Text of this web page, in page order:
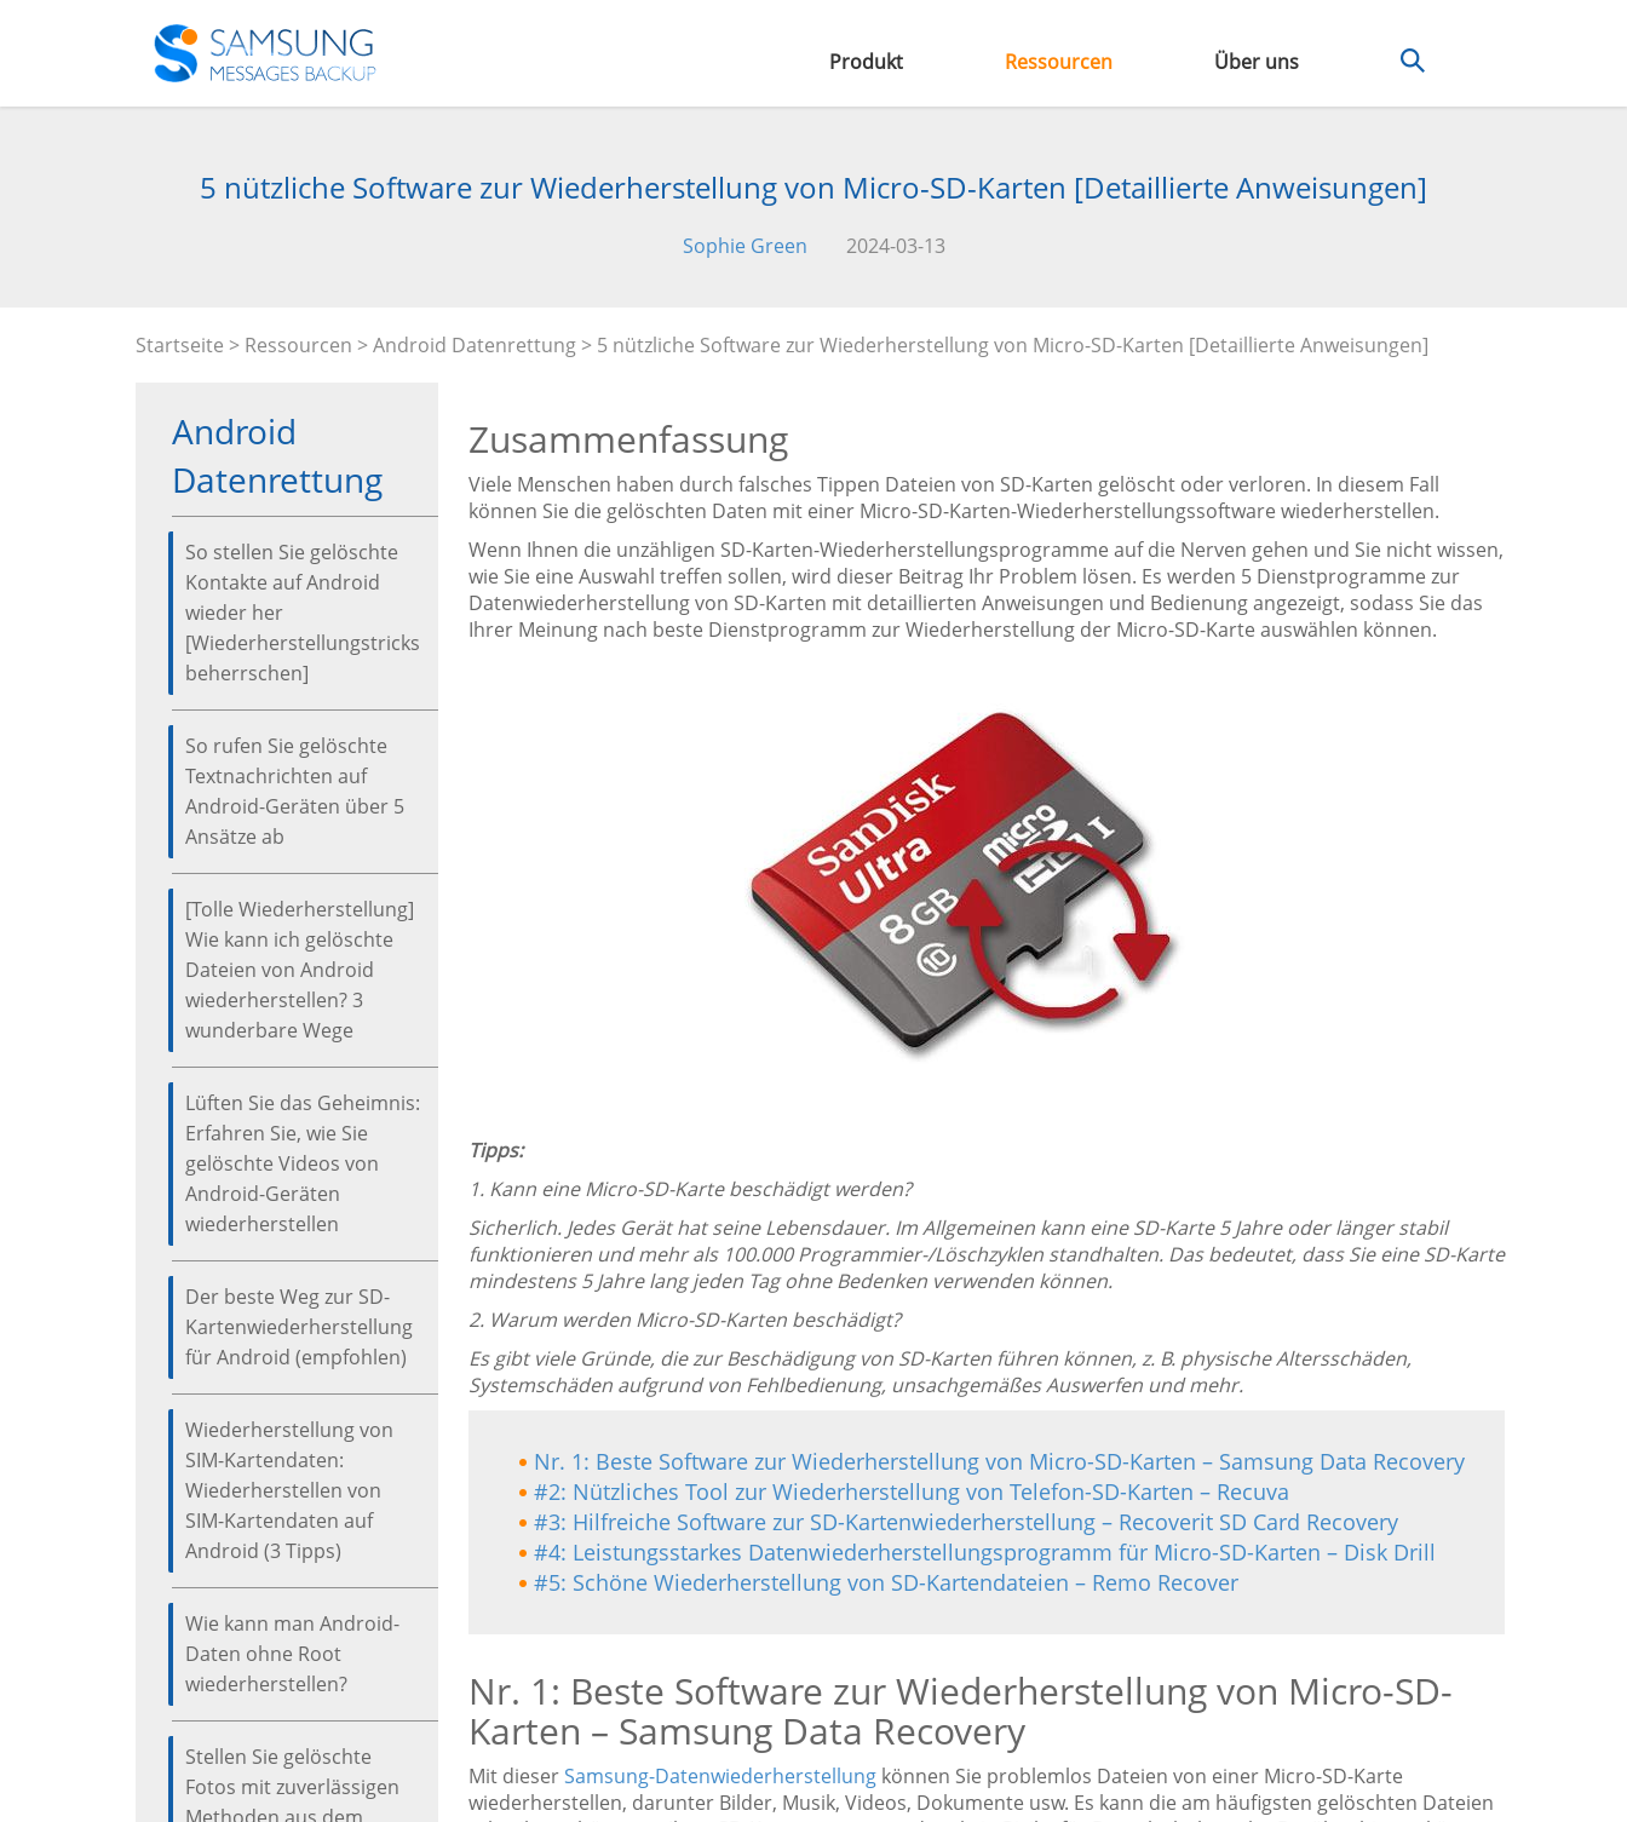
Produkt Ressourcen Über uns
5 nützliche Software zur Wiederherstellung von Micro-SD-Karten [Detaillierte Anweisungen]
Sophie Green 2024-03-13
Startseite > Ressourcen >Android Datenrettung > 5 nützliche Software zur Wiederherstellung von Micro-SD-Karten [Detaillierte Anweisungen]
Android
Datenrettung
So stellen Sie gelöschte
Kontakte auf Android
wieder her
[Wiederherstellungstricks
beherrschen]
So rufen Sie gelöschte
Textnachrichten auf
Android-Geräten über 5
Ansätze ab
[Tolle Wiederherstellung]
Wie kann ich gelöschte
Dateien von Android
wiederherstellen? 3
wunderbare Wege
Lüften Sie das Geheimnis:
Erfahren Sie, wie Sie
gelöschte Videos von
Android-Geräten
wiederherstellen
Der beste Weg zur SD-
Kartenwiederherstellung
für Android (empfohlen)
Wiederherstellung von
SIM-Kartendaten:
Wiederherstellen von
SIM-Kartendaten auf
Android (3 Tipps)
Wie kann man Android-
Daten ohne Root
wiederherstellen?
Stellen Sie gelöschte
Fotos mit zuverlässigen
Zusammenfassung
Viele Menschen haben durch falsches Tippen Dateien von SD-Karten gelöscht oder verloren. In diesem Fall
können Sie die gelöschten Daten mit einer Micro-SD-Karten-Wiederherstellungssoftware wiederherstellen.
Wenn Ihnen die unzähligen SD-Karten-Wiederherstellungsprogramme auf die Nerven gehen und Sie nicht wissen,
wie Sie eine Auswahl treffen sollen, wird dieser Beitrag Ihr Problem lösen. Es werden 5 Dienstprogramme zur
Datenwiederherstellung von SD-Karten mit detaillierten Anweisungen und Bedienung angezeigt, sodass Sie das
Ihrer Meinung nach beste Dienstprogramm zur Wiederherstellung der Micro-SD-Karte auswählen können.
Tipps:
1. Kann eine Micro-SD-Karte beschädigt werden?
Sicherlich. Jedes Gerät hat seine Lebensdauer. Im Allgemeinen kann eine SD-Karte 5 Jahre oder länger stabil
funktionieren und mehr als 100.000 Programmier-/Löschzyklen standhalten. Das bedeutet, dass Sie eine SD-Karte
mindestens 5 Jahre lang jeden Tag ohne Bedenken verwenden können.
2. Warum werden Micro-SD-Karten beschädigt?
Es gibt viele Gründe, die zur Beschädigung von SD-Karten führen können, z. B. physische Altersschäden,
Systemschäden aufgrund von Fehlbedienung, unsachgemäßes Auswerfen und mehr.
Nr. 1: Beste Software zur Wiederherstellung von Micro-SD-Karten – Samsung Data Recovery
#2: Nützliches Tool zur Wiederherstellung von Telefon-SD-Karten – Recuva
#3: Hilfreiche Software zur SD-Kartenwiederherstellung – Recoverit SD Card Recovery
#4: Leistungsstarkes Datenwiederherstellungsprogramm für Micro-SD-Karten – Disk Drill
#5: Schöne Wiederherstellung von SD-Kartendateien – Remo Recover
Nr. 1: Beste Software zur Wiederherstellung von Micro-SD-
Karten – Samsung Data Recovery
Mit dieserSamsung-Datenwiederherstellung können Sie problemlos Dateien von einer Micro-SD-Karte
wiederherstellen, darunter Bilder, Musik, Videos, Dokumente usw. Es kann die am häufigsten gelöschten Dateien